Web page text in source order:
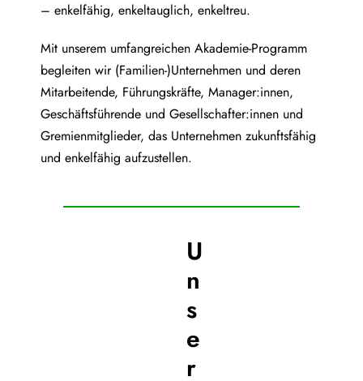
– enkelfähig, enkeltauglich, enkeltreu.
Mit unserem umfangreichen Akademie-Programm
begleiten wir (Familien-)Unternehmen und deren
Mitarbeitende, Führungskräfte, Manager:innen,
Geschäftsführende und Gesellschafter:innen und
Gremienmitglieder, das Unternehmen zukunftsfähig
und enkelfähig aufzustellen.
U
n
s
e
r